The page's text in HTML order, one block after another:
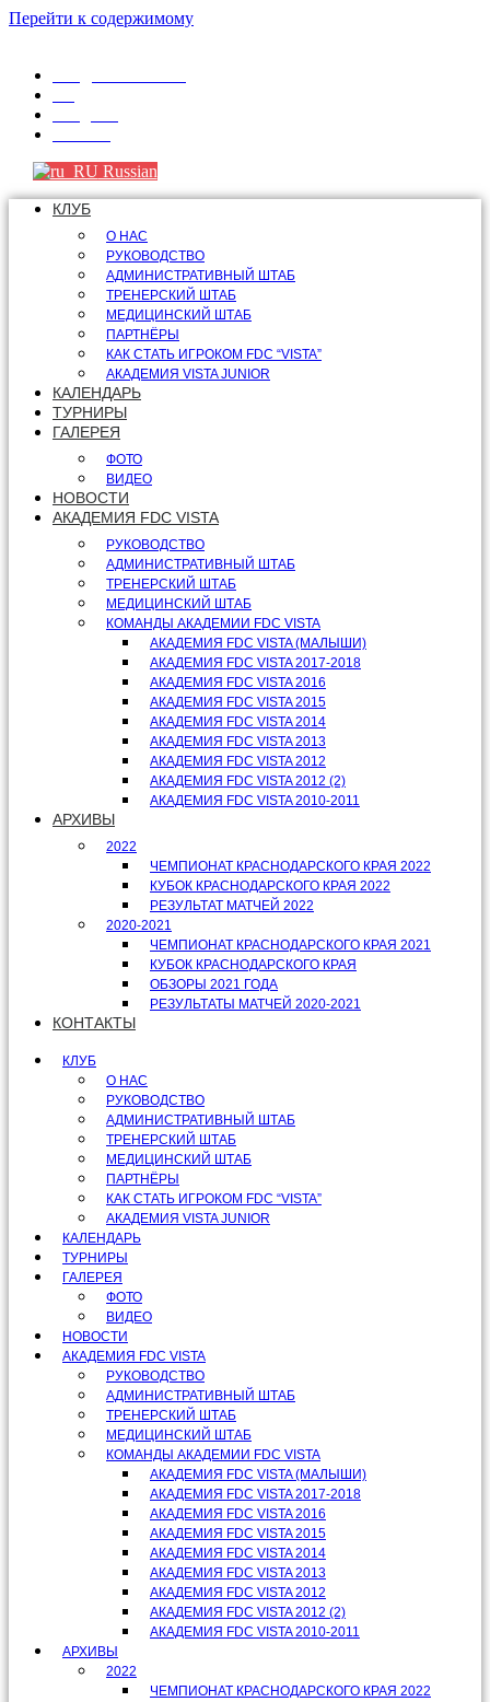
Перейти к содержимому
Russian
КЛУБ
О НАС
РУКОВОДСТВО
АДМИНИСТРАТИВНЫЙ ШТАБ
ТРЕНЕРСКИЙ ШТАБ
МЕДИЦИНСКИЙ ШТАБ
ПАРТНЁРЫ
КАК СТАТЬ ИГРОКОМ FDC “VISTA”
АКАДЕМИЯ VISTA JUNIOR
КАЛЕНДАРЬ
ТУРНИРЫ
ГАЛЕРЕЯ
ФОТО
ВИДЕО
НОВОСТИ
АКАДЕМИЯ FDC VISTA
РУКОВОДСТВО
АДМИНИСТРАТИВНЫЙ ШТАБ
ТРЕНЕРСКИЙ ШТАБ
МЕДИЦИНСКИЙ ШТАБ
КОМАНДЫ АКАДЕМИИ FDC VISTA
АКАДЕМИЯ FDC VISTA (МАЛЫШИ)
АКАДЕМИЯ FDC VISTA 2017-2018
АКАДЕМИЯ FDC VISTA 2016
АКАДЕМИЯ FDC VISTA 2015
АКАДЕМИЯ FDC VISTA 2014
АКАДЕМИЯ FDC VISTA 2013
АКАДЕМИЯ FDC VISTA 2012
АКАДЕМИЯ FDC VISTA 2012 (2)
АКАДЕМИЯ FDC VISTA 2010-2011
АРХИВЫ
2022
ЧЕМПИОНАТ КРАСНОДАРСКОГО КРАЯ 2022
КУБОК КРАСНОДАРСКОГО КРАЯ 2022
РЕЗУЛЬТАТ МАТЧЕЙ 2022
2020-2021
ЧЕМПИОНАТ КРАСНОДАРСКОГО КРАЯ 2021
КУБОК КРАСНОДАРСКОГО КРАЯ
ОБЗОРЫ 2021 ГОДА
РЕЗУЛЬТАТЫ МАТЧЕЙ 2020-2021
КОНТАКТЫ
КЛУБ
О НАС
РУКОВОДСТВО
АДМИНИСТРАТИВНЫЙ ШТАБ
ТРЕНЕРСКИЙ ШТАБ
МЕДИЦИНСКИЙ ШТАБ
ПАРТНЁРЫ
КАК СТАТЬ ИГРОКОМ FDC “VISTA”
АКАДЕМИЯ VISTA JUNIOR
КАЛЕНДАРЬ
ТУРНИРЫ
ГАЛЕРЕЯ
ФОТО
ВИДЕО
НОВОСТИ
АКАДЕМИЯ FDC VISTA
РУКОВОДСТВО
АДМИНИСТРАТИВНЫЙ ШТАБ
ТРЕНЕРСКИЙ ШТАБ
МЕДИЦИНСКИЙ ШТАБ
КОМАНДЫ АКАДЕМИИ FDC VISTA
АКАДЕМИЯ FDC VISTA (МАЛЫШИ)
АКАДЕМИЯ FDC VISTA 2017-2018
АКАДЕМИЯ FDC VISTA 2016
АКАДЕМИЯ FDC VISTA 2015
АКАДЕМИЯ FDC VISTA 2014
АКАДЕМИЯ FDC VISTA 2013
АКАДЕМИЯ FDC VISTA 2012
АКАДЕМИЯ FDC VISTA 2012 (2)
АКАДЕМИЯ FDC VISTA 2010-2011
АРХИВЫ
2022
ЧЕМПИОНАТ КРАСНОДАРСКОГО КРАЯ 2022